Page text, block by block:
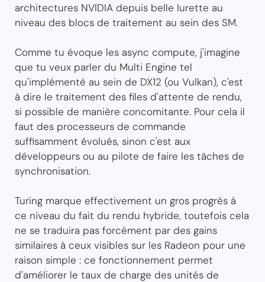
architectures NVIDIA depuis belle lurette au
niveau des blocs de traitement au sein des SM.
Comme tu évoque les async compute, j'imagine
que tu veux parler du Multi Engine tel
qu'implémenté au sein de DX12 (ou Vulkan), c'est
à dire le traitement des files d'attente de rendu,
si possible de manière concomitante. Pour cela il
faut des processeurs de commande
suffisamment évolués, sinon c'est aux
développeurs ou au pilote de faire les tâches de
synchronisation.
Turing marque effectivement un gros progrès à
ce niveau du fait du rendu hybride, toutefois cela
ne se traduira pas forcément par des gains
similaires à ceux visibles sur les Radeon pour une
raison simple : ce fonctionnement permet
d'améliorer le taux de charge des unités de